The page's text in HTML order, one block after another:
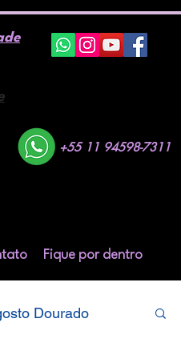
+55 11 94598-7311
Fique por dentro
Dourado